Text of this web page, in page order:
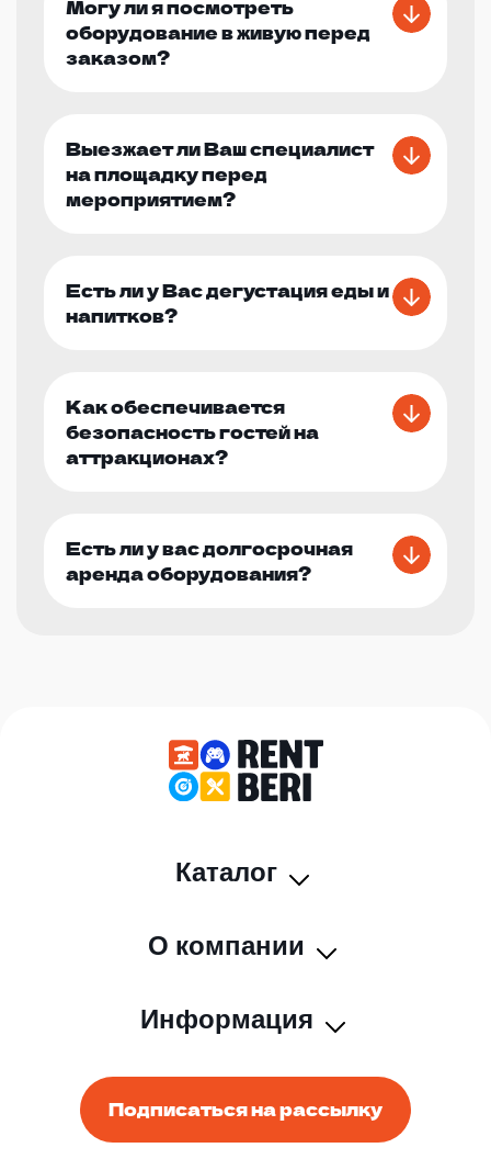
Могу ли я посмотреть
оборудование в живую перед
заказом?
Выезжает ли Ваш специалист
на площадку перед
мероприятием?
Есть ли у Вас дегустация еды и
напитков?
Как обеспечивается
безопасность гостей на
аттракционах?
Есть ли у вас долгосрочная
аренда оборудования?
Каталог
О компании
Информация
Подписаться на рассылку